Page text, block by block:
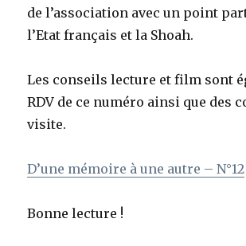
de l’association avec un point
l’Etat français et la Shoah.
Les conseils lecture et film sont
RDV de ce numéro ainsi que des
visite.
D’une mémoire à une autre – N°12
Bonne lecture !